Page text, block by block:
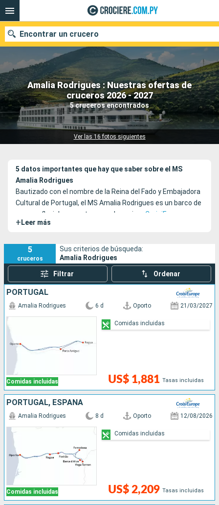
Amalia Rodrigues : Nuestras ofertas de
cruceros 2026 - 2027
5 cruceros encontrados
Ver las 16 fotos siguientes
Encontrar un crucero
Nuestros destinos
Fecha de salida
5 datos importantes que hay que saber sobre el MS
Amalia Rodrigues
Bautizado con el nombre de la Reina del Fado y Embajadora
Cultural de Portugal, el MS Amalia Rodrigues es un barco de
crucero fluvial que pertenece a la naviera CroisiEurope
Inaugurado en 2.019, el MS Amalia Rodrigues anima a sus
Duero.
+ Leer más
5
cruceros
Sus criterios de búsqueda:
Amalia Rodrigues
Filtrar Ordenar
PORTUGAL
Comidas incluidas
Amalia Rodrigues 6 d Oporto 21/03/2027
US$ 1,881 Tasas incluidas
Comidas incluidas
PORTUGAL, ESPAÑA
Comidas incluidas
Amalia Rodrigues 8 d Oporto 12/08/2026
US$ 2,209 Tasas incluidas
Comidas incluidas